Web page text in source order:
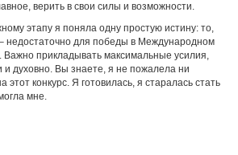
верить в свои силы и возможности.
этапу я поняла одну простую истину: то,
недостаточно для победы в Международном
Важно прикладывать максимальные усилия,
и духовно. Вы знаете, я не пожалела ни
этот конкурс. Я готовилась, я старалась стать
мне.